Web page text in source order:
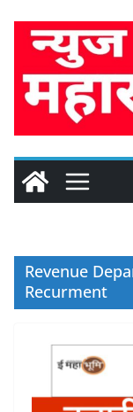
Revenue
Recurment